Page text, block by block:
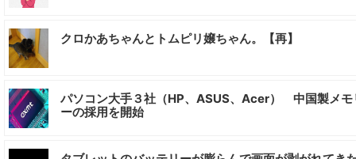
クロかあちゃんとトムピリ嬢ちゃん。【再】
パソコン大手３社（HP、ASUS、Acer） 中国製メモ
ーの採用を開始